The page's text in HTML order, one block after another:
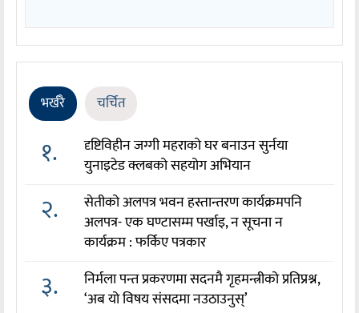
भर्खरै चर्चित
१.
दृष्टिविहीन जग्गी महराको घर बनाउन सुर्नया
युनाइटेड क्लबको सहयोग अभियान
२.
सेतीको अलपत्र भवन हस्तान्तरण कार्यक्रमपनि
अलपत्र- एक घण्टासम्म पर्खाइ, न सूचना न
कार्यक्रम : फर्किए पत्रकार
३.
निर्मला पन्त प्रकरणमा सदनमै गृहमन्त्रीको प्रतिप्रश्न,
‘अब यो विषय संसदमा नउठाउनुस्’